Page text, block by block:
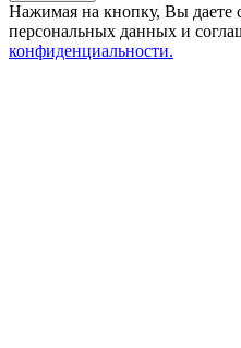
Нажимая на кнопку, Вы даете
персональных данных и
конфиденциальности.